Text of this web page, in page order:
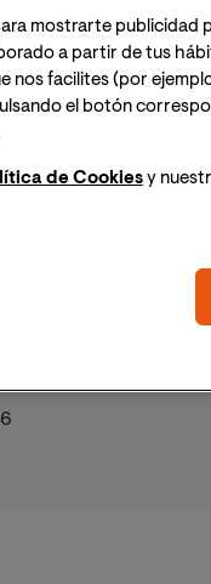
mostrarte publicidad
a partir de tus
nos facilites (por
el botón
de Cookiesy